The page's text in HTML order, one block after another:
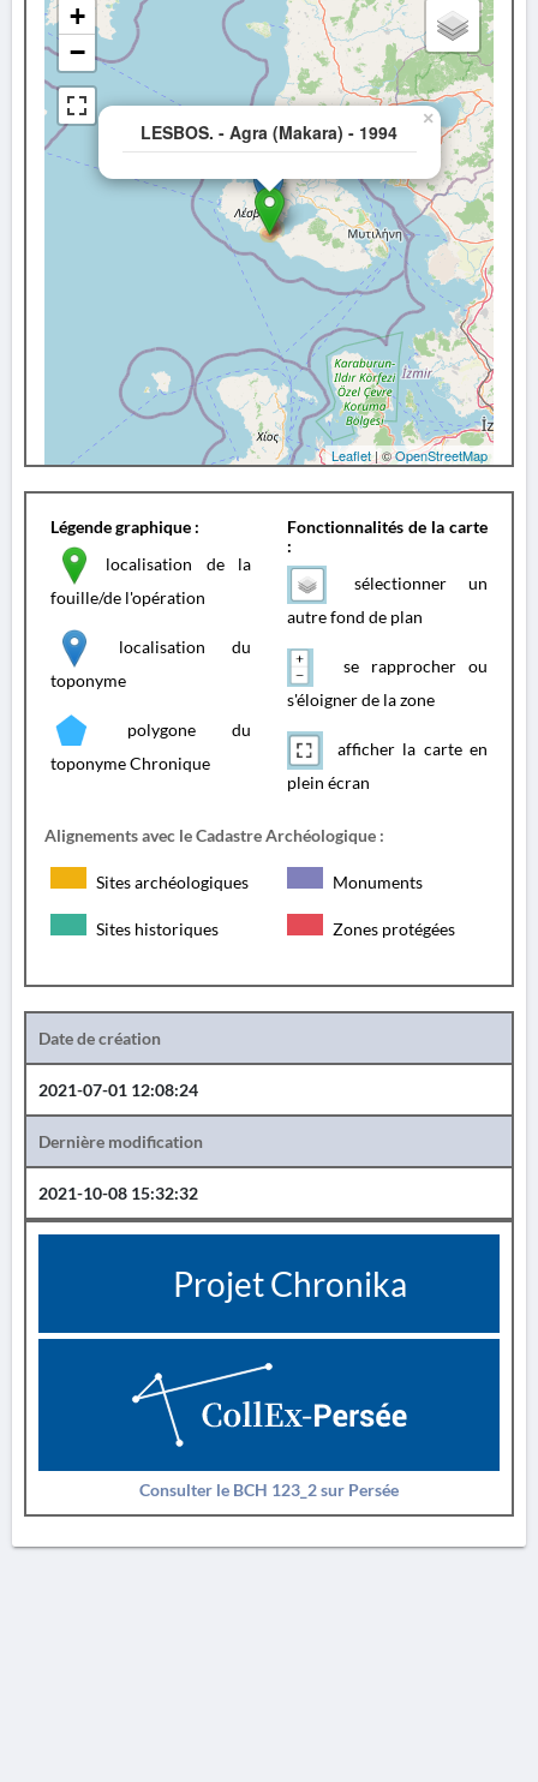
LESBOS. - Agra (Makara) - 1994
×
+
−
Leaflet| ©OpenStreetMap
Légende graphique :
localisation de la
fouille/de l'opération
localisation du
toponyme
polygone du
toponyme Chronique
Fonctionnalités de la carte
:
sélectionner un
autre fond de plan
se rapprocher ou
s'éloigner de la zone
afficher la carte en
plein écran
Alignements avec le Cadastre Archéologique :
Sites archéologiques Monuments
Sites historiques Zones protégées
Date de création
2021-07-01 12:08:24
Dernière modification
2021-10-08 15:32:32
Projet Chronika
Consulter le BCH 123_2 sur Persée